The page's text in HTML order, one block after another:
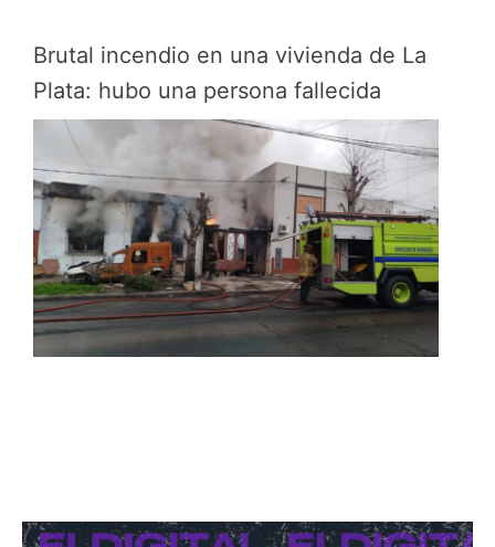
Brutal incendio en una vivienda de La
Plata: hubo una persona fallecida